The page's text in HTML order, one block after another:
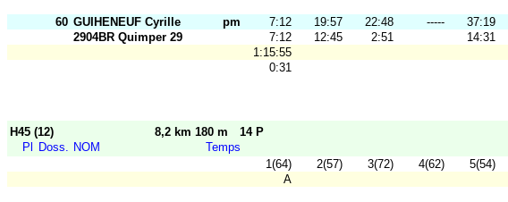
60 GUIHENEUF Cyrille pm 7:12 19:57 22:48 ----- 37:19
2904BR Quimper 29
7:12 12:45 2:51 14:31
1:15:55
0:31
H45 (12) 8,2 km 180 m
14 P
Pl
Doss. NOM
Temps
1(64)
2(57) 3(72) 4(62) 5(54)
A